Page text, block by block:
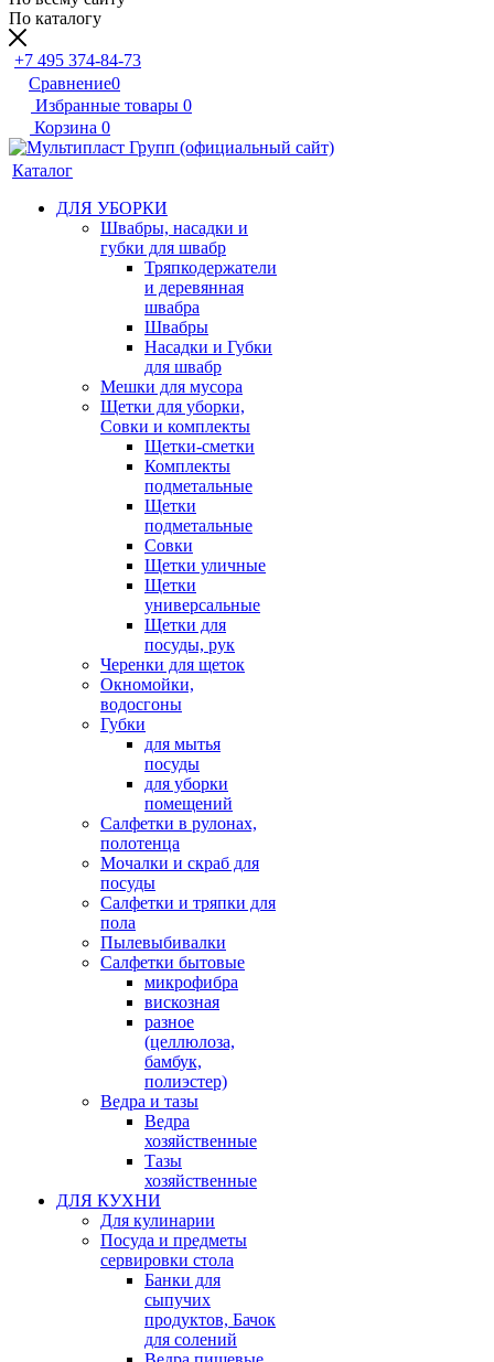
По каталогу
+7 495 374-84-73
Сравнение0
Избранные товары 0
Корзина 0
Каталог
ДЛЯ УБОРКИ
Швабры, насадки и
губки для швабр
Тряпкодержатели
и деревянная
швабра
Швабры
Насадки и Губки
для швабр
Мешки для мусора
Щетки для уборки,
Совки и комплекты
Щетки-сметки
Комплекты
подметальные
Щетки
подметальные
Совки
Щетки уличные
Щетки
универсальные
Щетки для
посуды, рук
Черенки для щеток
Окномойки,
водосгоны
Губки
для мытья
посуды
для уборки
помещений
Салфетки в рулонах,
полотенца
Мочалки и скраб для
посуды
Салфетки и тряпки для
пола
Пылевыбивалки
Салфетки бытовые
микрофибра
вискозная
разное
(целлюлоза,
бамбук,
полиэстер)
Ведра и тазы
Ведра
хозяйственные
Тазы
хозяйственные
ДЛЯ КУХНИ
Для кулинарии
Посуда и предметы
сервировки стола
Банки для
сыпучих
продуктов, Бачок
для солений